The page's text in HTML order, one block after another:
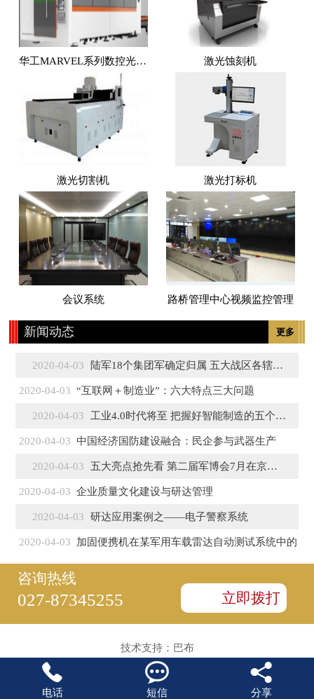
华工MARVEL系列数控光纤激光切割机 激光蚀刻机
激光切割机 激光打标机
会议系统 路桥管理中心视频监控管理
更多
新闻动态
2020-04-03 陆军18个集团军确定归属 五大战区各辖3至5个
2020-04-03 “互联网＋制造业”：六大特点三大问题
2020-04-03 工业4.0时代将至 把握好智能制造的五个特征
2020-04-03 中国经济国防建设融合：民企参与武器生产
2020-04-03 五大亮点抢先看 第二届军博会7月在京盛大开幕
2020-04-03 企业质量文化建设与研达管理
2020-04-03 研达应用案例之——电子警察系统
2020-04-03 加固便携机在某军用车载雷达自动测试系统中的
咨询热线
027-87345255 立即拨打
技术支持： 巴布

电话

短信

分享